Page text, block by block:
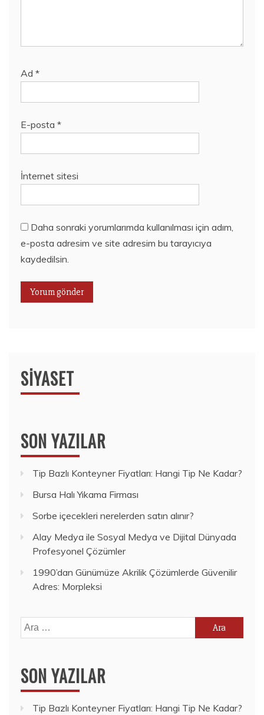
Ad *
E-posta *
İnternet sitesi
Daha sonraki yorumlarımda kullanılması için adım,
e-posta adresim ve site adresim bu tarayıcıya
kaydedilsin.
SIYASET
SON YAZILAR
Tip Bazlı Konteyner Fiyatları: Hangi Tip Ne Kadar?
Bursa Halı Yıkama Firması
Sorbe içecekleri nerelerden satın alınır?
Alay Medya ile Sosyal Medya ve Dijital Dünyada
Profesyonel Çözümler
1990’dan Günümüze Akrilik Çözümlerde Güvenilir
Adres: Morpleksi
Arama:
SON YAZILAR
Tip Bazlı Konteyner Fiyatları: Hangi Tip Ne Kadar?